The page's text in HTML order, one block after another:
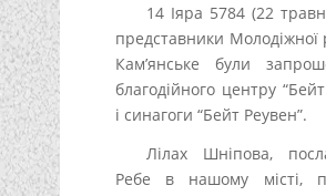
14 Іяра 5784 (22
представники Молодіжної
Кам’янське були
благодійного центру
і синагоги “Бейт Реувен”.
Лілах Шніпова,
Ребе в нашому місті,